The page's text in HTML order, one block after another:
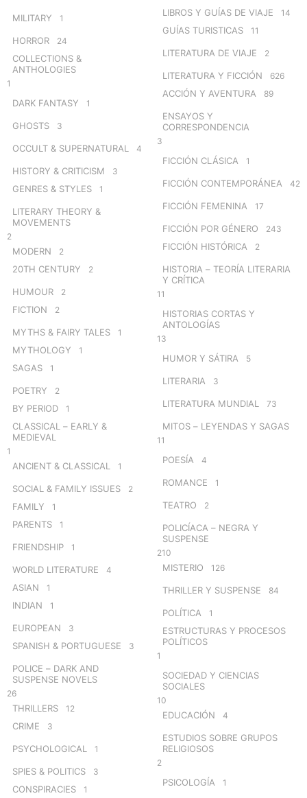
MILITARY 1
HORROR 24
COLLECTIONS &
ANTHOLOGIES
1
DARK FANTASY 1
GHOSTS 3
OCCULT & SUPERNATURAL 4
HISTORY & CRITICISM 3
GENRES & STYLES 1
LITERARY THEORY &
MOVEMENTS
2
MODERN 2
20TH CENTURY 2
HUMOUR 2
FICTION 2
MYTHS & FAIRY TALES 1
MYTHOLOGY 1
SAGAS 1
POETRY 2
BY PERIOD 1
CLASSICAL – EARLY &
MEDIEVAL
1
ANCIENT & CLASSICAL 1
SOCIAL & FAMILY ISSUES 2
FAMILY 1
PARENTS 1
FRIENDSHIP 1
WORLD LITERATURE 4
ASIAN 1
INDIAN 1
EUROPEAN 3
SPANISH & PORTUGUESE 3
POLICE – DARK AND
SUSPENSE NOVELS
26
THRILLERS 12
CRIME 3
PSYCHOLOGICAL 1
SPIES & POLITICS 3
CONSPIRACIES 1
LIBROS Y GUÍAS DE VIAJE 14
GUÍAS TURISTICAS 11
LITERATURA DE VIAJE 2
LITERATURA Y FICCIÓN 626
ACCIÓN Y AVENTURA 89
ENSAYOS Y
CORRESPONDENCIA
3
FICCIÓN CLÁSICA 1
FICCIÓN CONTEMPORÁNEA 42
FICCIÓN FEMENINA 17
FICCIÓN POR GÉNERO 243
FICCIÓN HISTÓRICA 2
HISTORIA – TEORÍA LITERARIA
Y CRÍTICA
11
HISTORIAS CORTAS Y
ANTOLOGÍAS
13
HUMOR Y SÁTIRA 5
LITERARIA 3
LITERATURA MUNDIAL 73
MITOS – LEYENDAS Y SAGAS
11
POESÍA 4
ROMANCE 1
TEATRO 2
POLICÍACA – NEGRA Y
SUSPENSE
210
MISTERIO 126
THRILLER Y SUSPENSE 84
POLÍTICA 1
ESTRUCTURAS Y PROCESOS
POLÍTICOS
1
SOCIEDAD Y CIENCIAS
SOCIALES
10
EDUCACIÓN 4
ESTUDIOS SOBRE GRUPOS
RELIGIOSOS
2
PSICOLOGÍA 1